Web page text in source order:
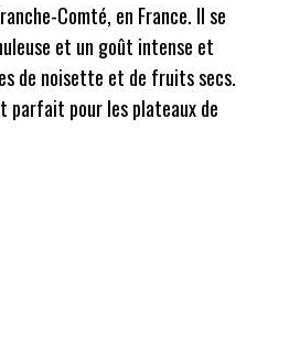
Comté, en France. Il se
et un goût intense et
de noisette et de fruits secs.
parfait pour les plateaux de